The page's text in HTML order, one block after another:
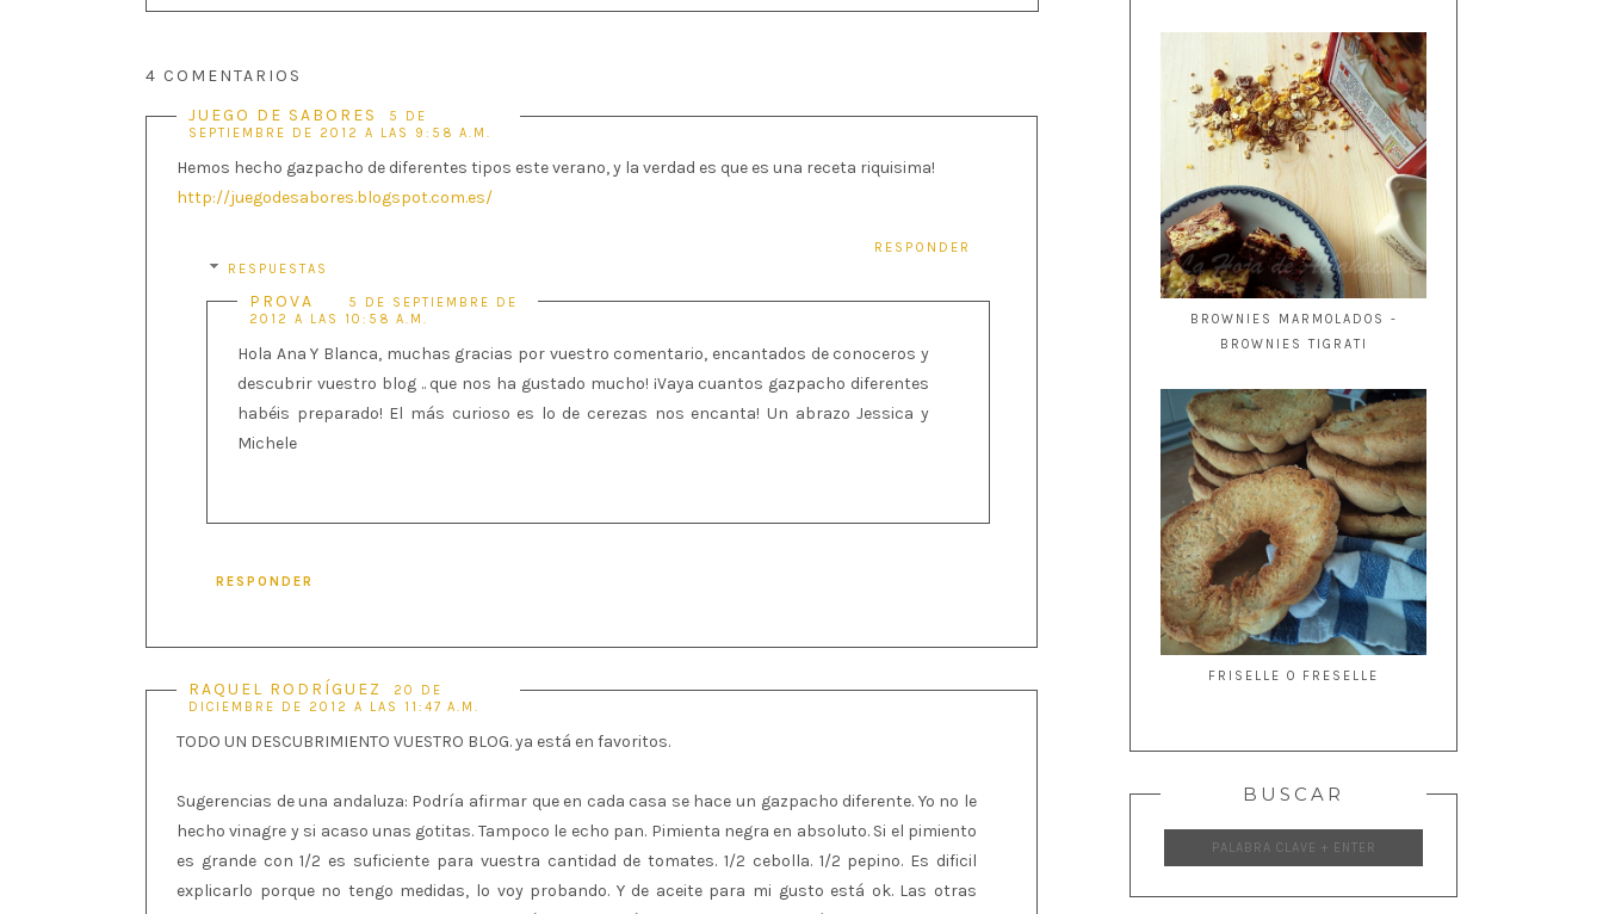
4 COMENTARIOS
JUEGO DE SABORES
5 DE
SEPTIEMBRE DE 2012 A LAS 9:58 A.M.
Hemos hecho gazpacho de diferentes tipos este verano, y la verdad es que es una receta riquisima!
http://juegodesabores.blogspot.com.es/
RESPONDER
RESPUESTAS
PROVA
5 DE SEPTIEMBRE DE
2012 A LAS 10:58 A.M.
Hola Ana Y Blanca, muchas gracias por vuestro comentario, encantados de conoceros y
descubrir vuestro blog .. que nos ha gustado mucho! ¡Vaya cuantos gazpacho diferentes
habéis preparado! El más curioso es lo de cerezas nos encanta! Un abrazo Jessica y
Michele
RESPONDER
RAQUEL RODRÍGUEZ
20 DE
DICIEMBRE DE 2012 A LAS 11:47 A.M.
TODO UN DESCUBRIMIENTO VUESTRO BLOG. ya está en favoritos.
Sugerencias de una andaluza: Podría afirmar que en cada casa se hace un gazpacho diferente. Yo no le
hecho vinagre y si acaso unas gotitas. Tampoco le echo pan. Pimienta negra en absoluto. Si el pimiento
es grande con 1/2 es suficiente para vuestra cantidad de tomates. 1/2 cebolla. 1/2 pepino. Es dificil
explicarlo porque no tengo medidas, lo voy probando. Y de aceite para mi gusto está ok. Las otras
BROWNIES MARMOLADOS -
BROWNIES TIGRATI
FRISELLE O FRESELLE
BUSCAR